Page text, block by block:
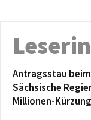
Antragsstau
Sächsische
Millionen-